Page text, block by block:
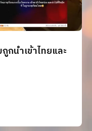
กนำเข้าไทยและ